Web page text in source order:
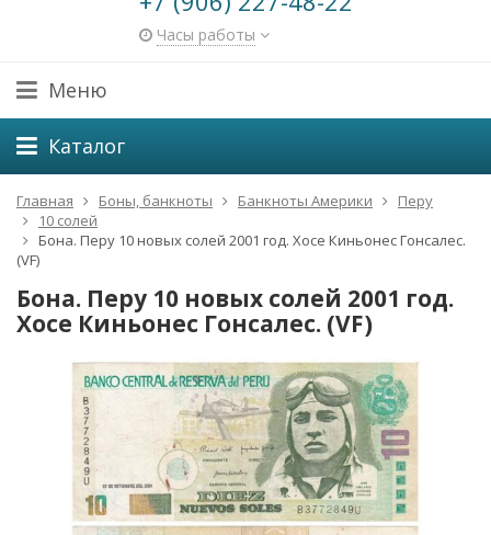
Часы работы
Меню
Каталог
Главная Боны, банкноты Банкноты Америки
Перу
10 солей
Бона. Перу 10 новых солей 2001 год. Хосе Киньонес Гонсалес.
(VF)
Бона. Перу 10 новых солей 2001 год.
Хосе Киньонес Гонсалес. (VF)